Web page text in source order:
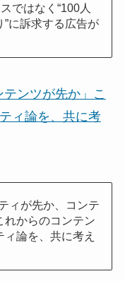
ではなく“100人
に訴求する広告が
ンツが先か」こ
ィ論を、共に考
ィが先か、コンテ
れからのコンテン
論を、共に考え